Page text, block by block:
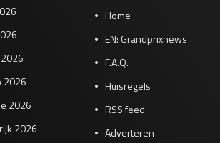
2026
2026
2026
2026
Home
EN: Grandprixnews
F.A.Q.
Huisregels
RSS feed
Adverteren